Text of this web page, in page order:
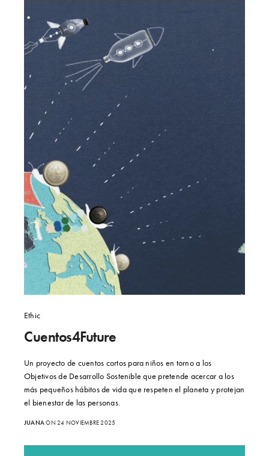
Ethic
Cuentos4Future
Un proyecto de cuentos cortos para niños en torno a los
Objetivos de Desarrollo Sostenible que pretende acercar a los
más pequeños hábitos de vida que respeten el planeta y protejan
el bienestar de las personas.
JUANAON 24 NOVIEMBRE 2025